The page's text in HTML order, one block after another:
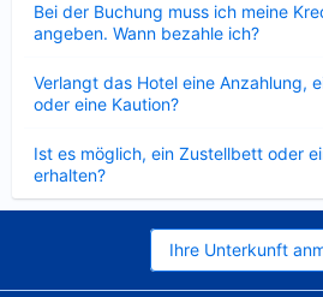
Bei der Buchung muss ich meine
angeben. Wann bezahle ich?
Verlangt das Hotel eine Anzahlung,
oder eine Kaution?
Ist es möglich, ein Zustellbett oder
erhalten?
Ihre Unterkunft